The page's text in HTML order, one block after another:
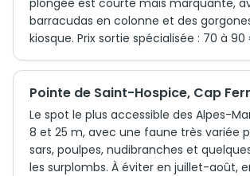
plongée est courte mais marquante,
barracudas en colonne et des
kiosque. Prix sortie spécialisée : 70 à 90
Pointe de Saint-Hospice, Cap
Le spot le plus accessible des Alpes-
8 et 25 m, avec une faune très variée
sars, poulpes, nudibranches et
les surplombs. À éviter en juillet-août,